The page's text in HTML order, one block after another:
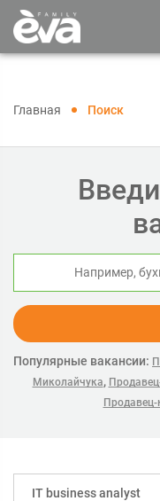
Главная Поиск
Популярные вакансии:
Миколайчука,
Продавец-
IT business analyst